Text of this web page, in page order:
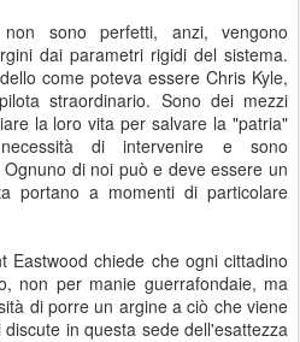
sono perfetti, anzi, vengono
dai parametri rigidi del sistema.
come poteva essere Chris Kyle,
straordinario. Sono dei mezzi
la loro vita per salvare la "patria"
di intervenire e sono
di noi può e deve essere un
portano a momenti di particolare
Eastwood chiede che ogni cittadino
non per manie guerrafondaie, ma
di porre un argine a ciò che viene
in questa sede dell'esattezza